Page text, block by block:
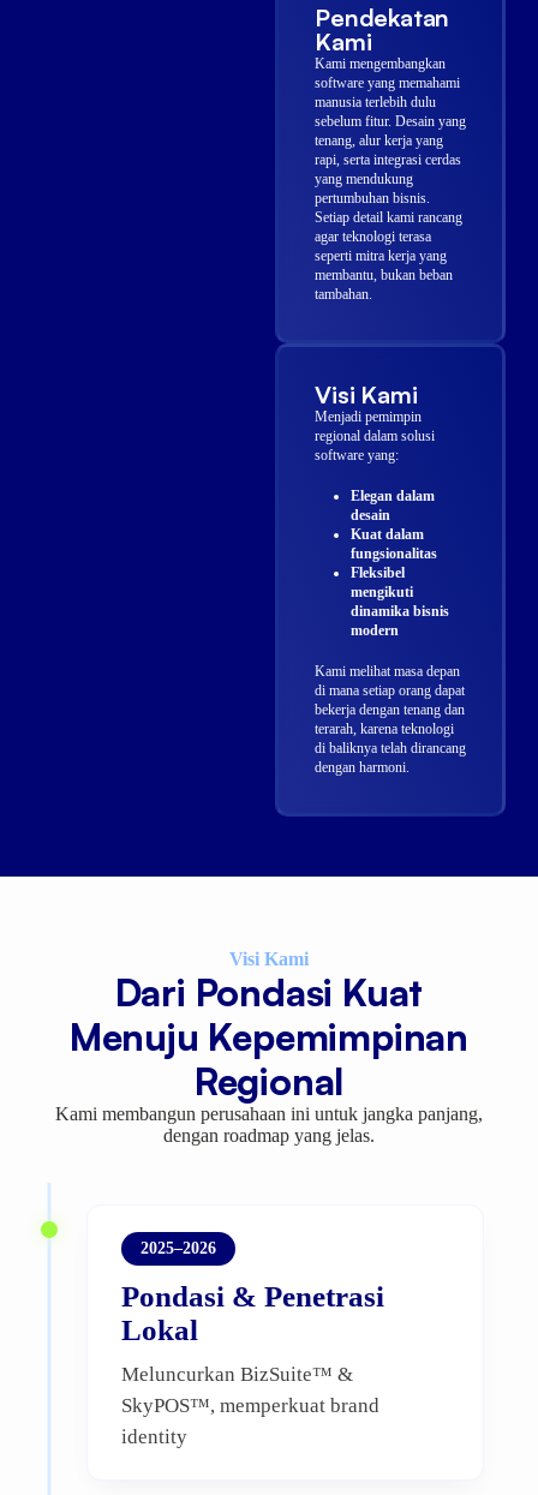
Pendekatan
Kami
Kami mengembangkan
software yang memahami
manusia terlebih dulu
sebelum fitur. Desain yang
tenang, alur kerja yang
rapi, serta integrasi cerdas
yang mendukung
pertumbuhan bisnis.
Setiap detail kami rancang
agar teknologi terasa
seperti mitra kerja yang
membantu, bukan beban
tambahan.
Visi Kami
Menjadi pemimpin
regional dalam solusi
software yang:
Elegan dalam
desain
Kuat dalam
fungsionalitas
Fleksibel
mengikuti
dinamika bisnis
modern
Kami melihat masa depan
di mana setiap orang dapat
bekerja dengan tenang dan
terarah, karena teknologi
di baliknya telah dirancang
dengan harmoni.
Visi Kami
Dari Pondasi Kuat
Menuju Kepemimpinan
Regional
Kami membangun perusahaan ini untuk jangka panjang,
dengan roadmap yang jelas.
2025–2026
Pondasi & Penetrasi
Lokal
Meluncurkan BizSuite™ &
SkyPOS™, memperkuat brand
identity